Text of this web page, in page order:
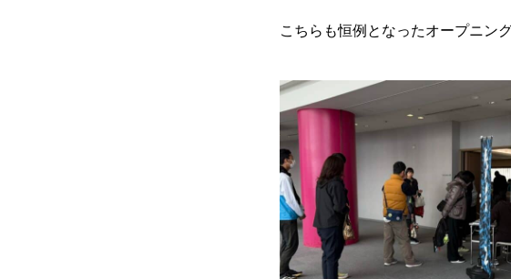
こちらも恒例となったオープニン